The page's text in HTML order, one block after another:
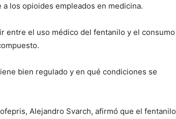
los opioides empleados en medicina.
entre el uso médico del fentanilo y el consumo
bien regulado y en qué condiciones se
Alejandro Svarch, afirmó que el fentanilo